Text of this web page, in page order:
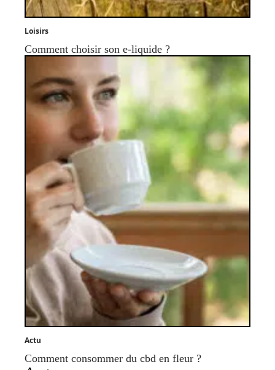
Loisirs
Comment choisir son e-liquide ?
Actu
Comment consommer du cbd en fleur ?